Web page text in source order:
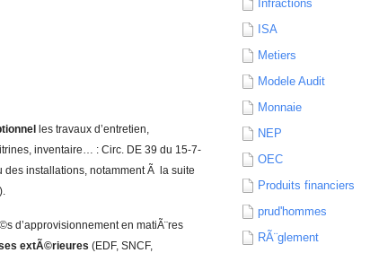
les travaux d’entretien,
inventaire… : Circ. DE 39 du 15-7-
installations, notamment Ã la suite
d’approvisionnement en matiÃ¨res
extÃ©rieures (EDF, SNCF,
Infractions
ISA
Metiers
Modele Audit
Monnaie
NEP
OEC
Produits financiers
prud'hommes
RÃ¨glement